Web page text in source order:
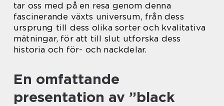
tar oss med på en resa genom denna
fascinerande växts universum, från dess
ursprung till dess olika sorter och kvalitativa
mätningar, för att till slut utforska dess
historia och för- och nackdelar.
En omfattande
presentation av ”black